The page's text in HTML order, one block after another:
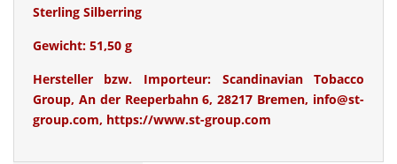
Sterling Silberring
Gewicht: 51,50 g
Hersteller bzw. Importeur: Scandinavian Tobacco
Group, An der Reeperbahn 6, 28217 Bremen, info@st-
group.com, https://www.st-group.com